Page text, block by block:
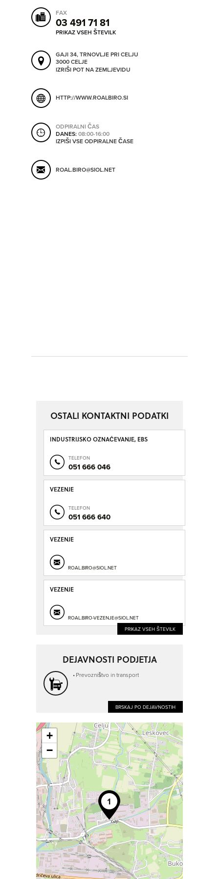
SO NON-STOP ODPRTA
SHRANI V MOJ ITIS
FAX
03 491 71 81
PRIKAZ VSEH ŠTEVILK
GAJI 34, TRNOVLJE PRI CELJU
3000 CELJE
IZRIŠI POT NA ZEMLJEVIDU
HTTP://WWW.ROALBIRO.SI
ODPIRALNI ČAS
DANES:08:00-16:00
IZPIŠI VSE ODPIRALNE ČASE
ROAL.BIRO@SIOL.NET
OSTALI KONTAKTNI PODATKI
INDUSTRIJSKO OZNAČEVANJE, EBS
TELEFON
051 666 046
VEZENJE
TELEFON
051 666 640
VEZENJE
ROAL.BIRO@SIOL.NET
VEZENJE
ROAL.BIRO-VEZENJE@SIOL.NET
PRIKAZ VSEH ŠTEVILK
DEJAVNOSTI PODJETJA
Prevozništvo in transport
BRSKAJ PO DEJAVNOSTIH
+
−